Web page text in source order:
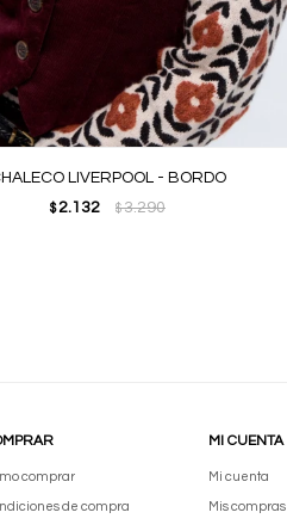
LIVERPOOL - BORDO
$2.132 $3.290
comprar
de compra
MI CUENTA
Mi cuenta
Mis compras